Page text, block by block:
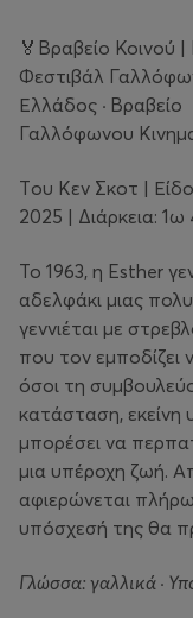
🏅Βραβείο Κοινού
Φεστιβάλ
Ελλάδος · Βραβείο
Γαλλόφωνου
Tου Κεν Σκοτ |
2025 | Διάρκεια: 1ω
Το 1963, η Esther
αδελφάκι μιας
γεννιέται με
που τον εμποδίζει
όσοι τη
κατάσταση, εκείνη
μπορέσει να
μια υπέροχη ζωή.
αφιερώνεται
υπόσχεσή της θα
Γλώσσα: γαλλικά ·